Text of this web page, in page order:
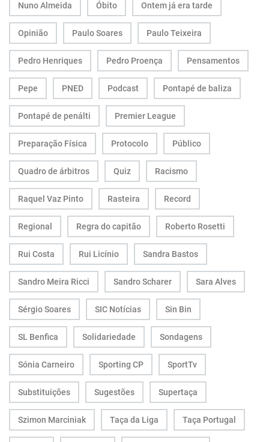
Nuno Almeida Óbito Ontem já era tarde
Opinião Paulo Soares Paulo Teixeira
Pedro Henriques Pedro Proença Pensamentos
Pepe PNED Podcast Pontapé de baliza
Pontapé de penálti Premier League
Preparação Física Protocolo Público
Quadro de árbitros Quiz Racismo
Raquel Vaz Pinto Rasteira Record
Regional Regra do capitão Roberto Rosetti
Rui Costa Rui Licínio Sandra Bastos
Sandro Meira Ricci Sandro Scharer Sara Alves
Sérgio Soares SIC Notícias Sin Bin
SL Benfica Solidariedade Sondagens
Sónia Carneiro Sporting CP SportTv
Substituições Sugestões Supertaça
Szimon Marciniak Taça da Liga Taça Portugal